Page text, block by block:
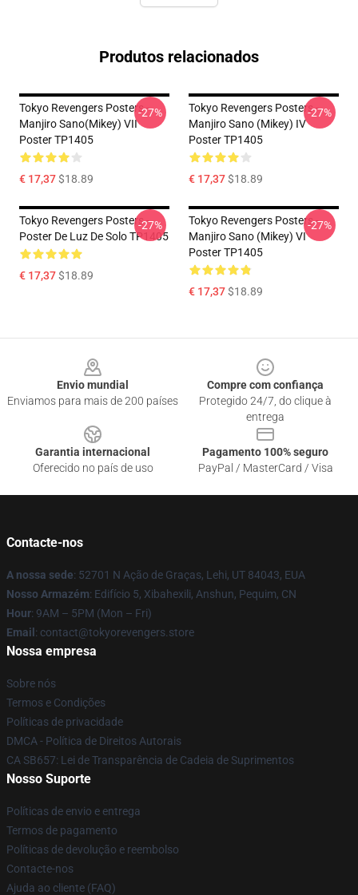
Produtos relacionados
Tokyo Revengers Posters -
Manjiro Sano(Mikey) VII
Poster TP1405
€ 17,37$18.89
-27%
Tokyo Revengers Posters -
Manjiro Sano (Mikey) IV
Poster TP1405
€ 17,37$18.89
-27%
Tokyo Revengers Posters -
Poster De Luz De Solo TP1405
€ 17,37$18.89
-27%
Tokyo Revengers Posters -
Manjiro Sano (Mikey) VI
Poster TP1405
€ 17,37$18.89
-27%
Envio mundial
Enviamos para mais de 200 países
Compre com confiança
Protegido 24/7, do clique à
entrega
Garantia internacional
Oferecido no país de uso
Pagamento 100% seguro
PayPal / MasterCard / Visa
Contacte-nos
A nossa sede: 52701 N Ação de Graças, Lehi, UT 84043, EUA
Nosso Armazém: Edifício 5, Xibahexili, Anshun, Pequim, CN
Hour: 9AM – 5PM (Mon – Fri)
Email: contact@tokyorevengers.store
Nossa empresa
Sobre nós
Termos e Condições
Políticas de privacidade
DMCA - Política de Direitos Autorais
CA SB657: Lei de Transparência de Cadeia de Suprimentos
Nosso Suporte
Políticas de envio e entrega
Termos de pagamento
Políticas de devolução e reembolso
Contacte-nos
Ajuda ao cliente (FAQ)